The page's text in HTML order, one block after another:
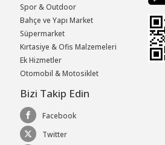
Spor & Outdoor
Bahçe ve Yapı Market
Süpermarket
Kırtasiye & Ofis Malzemeleri
Ek Hizmetler
Otomobil & Motosiklet
Bizi Takip Edin
Facebook
Twitter